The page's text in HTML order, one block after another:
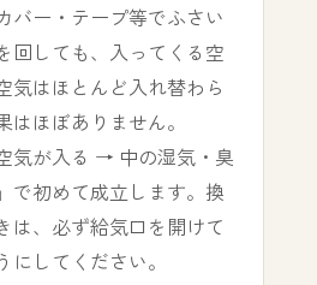
バー・テープ等でふさい
回しても、入ってくる空
気はほとんど入れ替わら
はほぼありません。
気が入る → 中の湿気・臭
で初めて成立します。換
は、必ず給気口を開けて
にしてください。